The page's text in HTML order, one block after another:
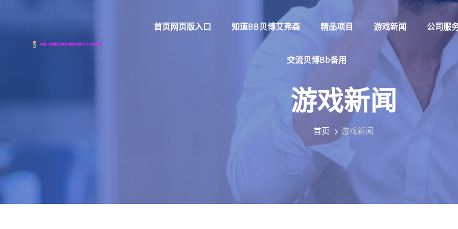
首页网页版入口 知道BB贝博艾弗森 精品项目 游戏新闻 公司服
交流贝博bb备用
游戏新闻
首页 游戏新闻